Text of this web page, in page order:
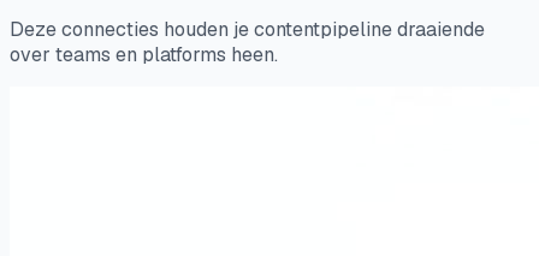
Deze connecties houden je contentpipeline draaiende
over teams en platforms heen.